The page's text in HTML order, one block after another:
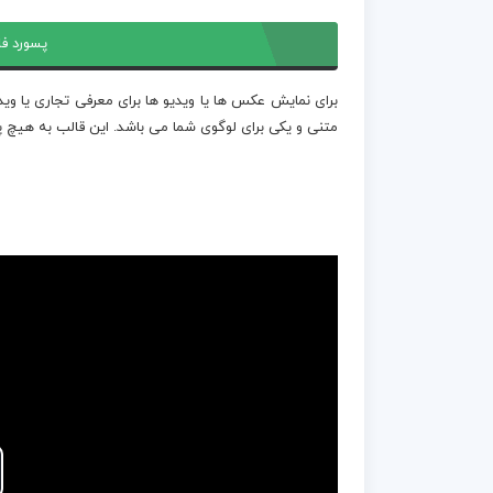
پسورد
متنی و یکی برای لوگوی شما می باشد. این قالب به هیچ